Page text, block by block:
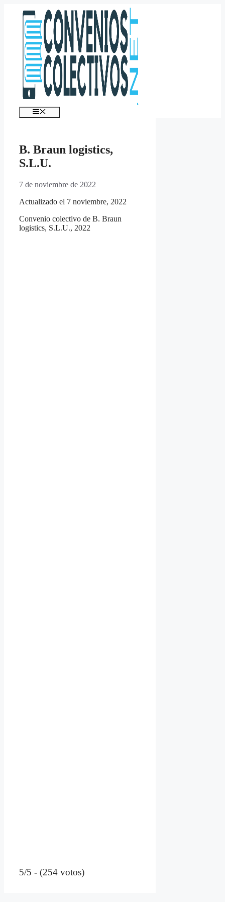
contenido
Menú
B. Braun logistics,
S.L.U.
7 de noviembre de 2022
Actualizado el 7 noviembre, 2022
Convenio colectivo de B. Braun
logistics, S.L.U., 2022
5/5 - (254 votos)